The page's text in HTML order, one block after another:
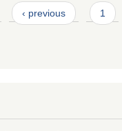
‹ previous 1